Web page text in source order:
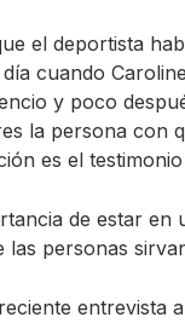
el deportista
cuando
y poco
la persona con
es el
de estar en
personas
entrevista